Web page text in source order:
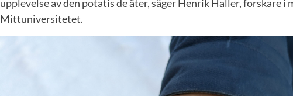
upplevelse av den potatis de äter, säger Henrik Haller, forskare i
Mittuniversitetet.